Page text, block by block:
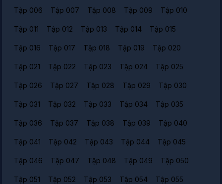
Tập 006 Tập 007 Tập 008 Tập 009 Tập 010
Tập 011 Tập 012 Tập 013 Tập 014 Tập 015
Tập 016 Tập 017 Tập 018 Tập 019 Tập 020
Tập 021 Tập 022 Tập 023 Tập 024 Tập 025
Tập 026 Tập 027 Tập 028 Tập 029 Tập 030
Tập 031 Tập 032 Tập 033 Tập 034 Tập 035
Tập 036 Tập 037 Tập 038 Tập 039 Tập 040
Tập 041 Tập 042 Tập 043 Tập 044 Tập 045
Tập 046 Tập 047 Tập 048 Tập 049 Tập 050
Tập 051 Tập 052 Tập 053 Tập 054 Tập 055